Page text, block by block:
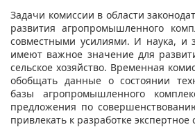
Задачи комиссии в области
развития агропромышленного
совместными усилиями. И наука, и
имеют важное значение для
сельское хозяйство. Временная
обобщать данные о состоянии
базы агропромышленного
предложения по
привлекать к разработке экспертное